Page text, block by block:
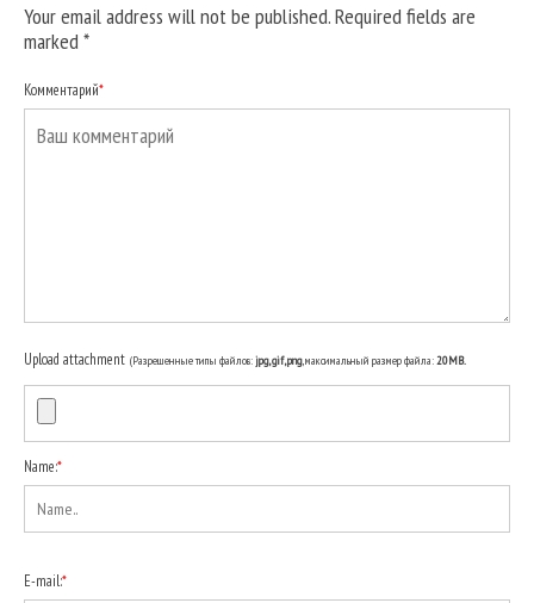
Your email address will not be published. Required fields are
marked*
Комментарий*
Upload attachment (Разрешенные типы файлов:jpg, gif, png, максимальный размер файла:20MB.
Name:*
E-mail:*